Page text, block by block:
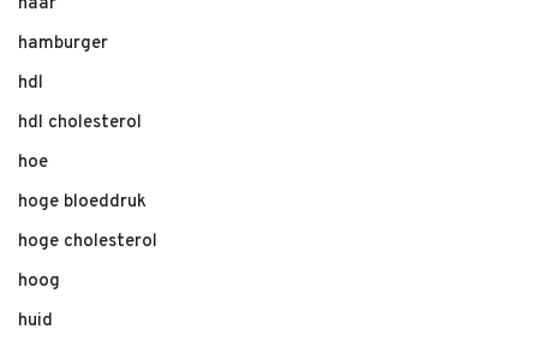
hamburger
hdl
hdl cholesterol
hoe
hoge bloeddruk
hoge cholesterol
hoog
huid